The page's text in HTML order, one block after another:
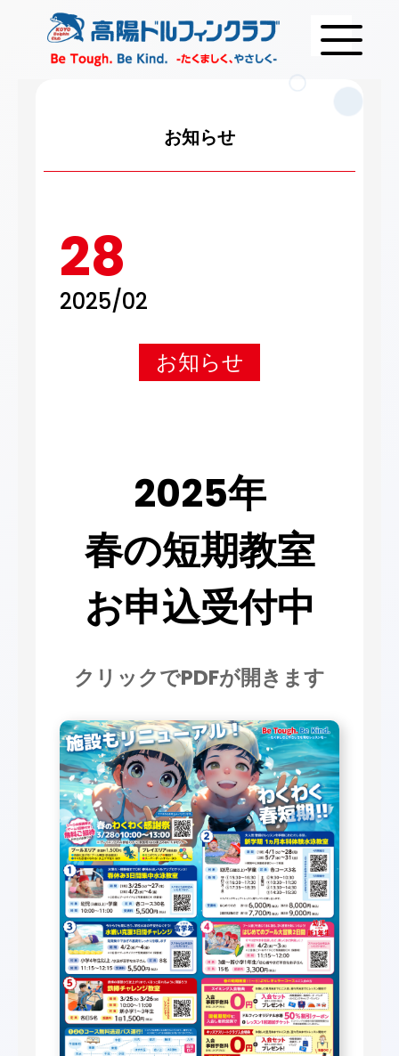
お知らせ
28
2025/02
お知らせ
2025年
春の短期教室
お申込受付中
クリックでPDFが開きます